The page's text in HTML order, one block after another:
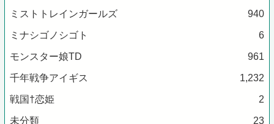
ミストトレインガールズ 940
ミナシゴノシゴト 6
モンスター娘TD 961
千年戦争アイギス 1,232
戦国†恋姫 2
未分類 23